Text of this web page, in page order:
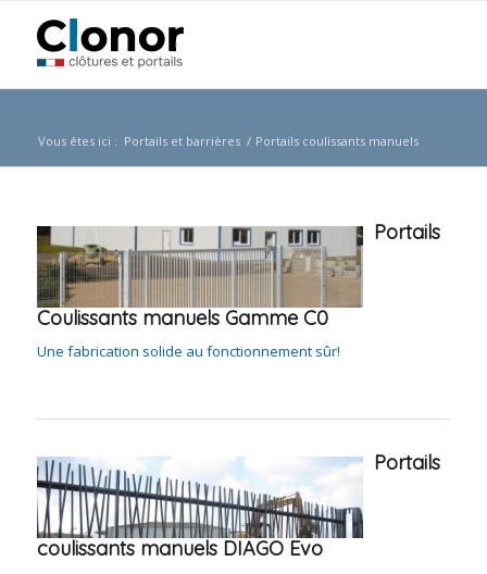
Vous êtes ici : Portails et barrières / Portails coulissants manuels
Portails
Coulissants manuels Gamme C0
Une fabrication solide au fonctionnement sûr!
Portails
coulissants manuels DIAGO Evo